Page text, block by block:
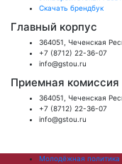
Скачать брендбук
Главный корпус
364051, Чеченская
+7 (8712) 22-36-07
info@gstou.ru
Приемная комиссия
364051, Чеченская
+7 (8712) 22-36-07
info@gstou.ru
Молодёжная политика